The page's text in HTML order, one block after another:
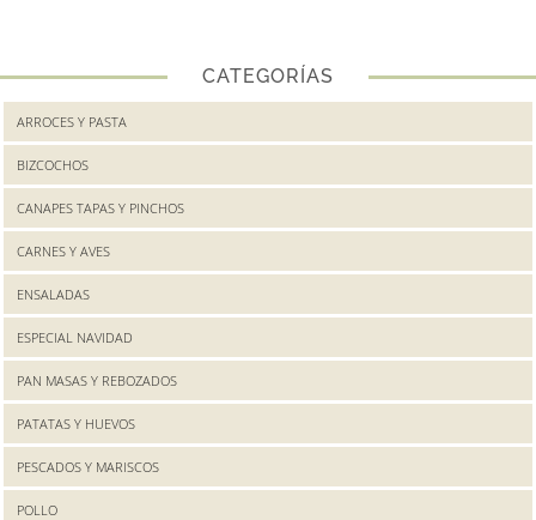
CATEGORÍAS
ARROCES Y PASTA
BIZCOCHOS
CANAPES TAPAS Y PINCHOS
CARNES Y AVES
ENSALADAS
ESPECIAL NAVIDAD
PAN MASAS Y REBOZADOS
PATATAS Y HUEVOS
PESCADOS Y MARISCOS
POLLO